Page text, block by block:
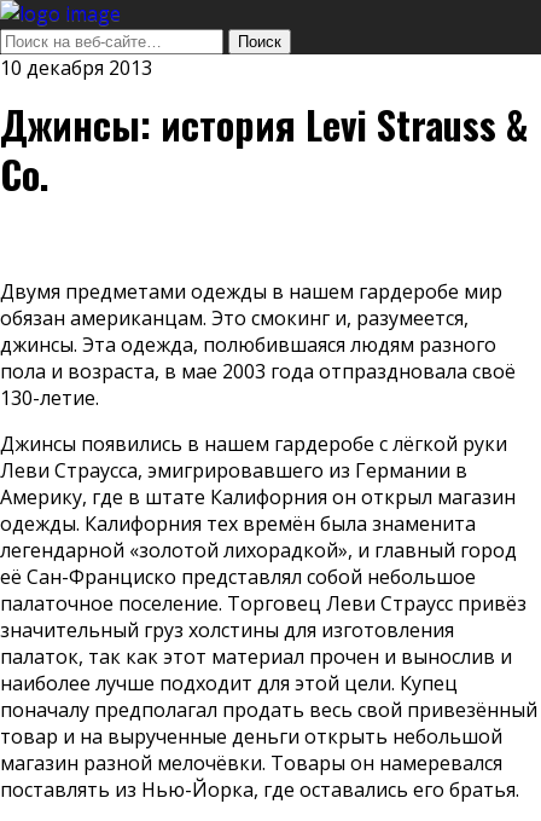
10 декабря 2013
Джинсы: история Levi Strauss &
Co.
Двумя предметами одежды в нашем гардеробе мир
обязан американцам. Это смокинг и, разумеется,
джинсы. Эта одежда, полюбившаяся людям разного
пола и возраста, в мае 2003 года отпраздновала своё
130-летие.
Джинсы появились в нашем гардеробе с лёгкой руки
Леви Страусса, эмигрировавшего из Германии в
Америку, где в штате Калифорния он открыл магазин
одежды. Калифорния тех времён была знаменита
легендарной «золотой лихорадкой», и главный город
её Сан-Франциско представлял собой небольшое
палаточное поселение. Торговец Леви Страусс привёз
значительный груз холстины для изготовления
палаток, так как этот материал прочен и вынослив и
наиболее лучше подходит для этой цели. Купец
поначалу предполагал продать весь свой привезённый
товар и на вырученные деньги открыть небольшой
магазин разной мелочёвки. Товары он намеревался
поставлять из Нью-Йорка, где оставались его братья.